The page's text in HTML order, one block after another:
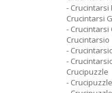
- Crucintarsi
Crucintarsi
- Crucintarsi
Crucintarsio
-
-
Crucipuzzle
-